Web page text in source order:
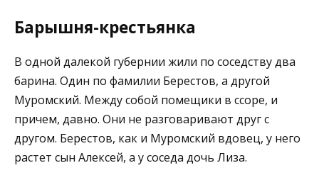
Барышня-крестьянка
В одной далекой губернии жили по соседству два
барина. Один по фамилии Берестов, а другой
Муромский. Между собой помещики в ссоре, и
причем, давно. Они не разговаривают друг с
другом. Берестов, как и Муромский вдовец, у него
растет сын Алексей, а у соседа дочь Лиза.